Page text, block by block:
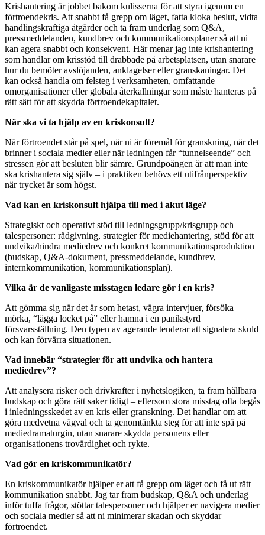
Krishantering är jobbet bakom kulisserna för att styra igenom en
förtroendekris. Att snabbt få grepp om läget, fatta kloka beslut, vidta
handlingskraftiga åtgärder och ta fram underlag som Q&A,
pressmeddelanden, kundbrev och kommunikationsplaner så att ni
kan agera snabbt och konsekvent. Här menar jag inte krishantering
som handlar om krisstöd till drabbade på arbetsplatsen, utan snarare
hur du bemöter avslöjanden, anklagelser eller granskaningar. Det
kan också handla om felsteg i verksamheten, omfattande
omorganisationer eller globala återkallningar som måste hanteras på
rätt sätt för att skydda förtroendekapitalet.
När ska vi ta hjälp av en kriskonsult?
När förtroendet står på spel, när ni är föremål för granskning, när det
brinner i sociala medier eller när ledningen får “tunnelseende” och
stressen gör att besluten blir sämre. Grundpoängen är att man inte
ska krishantera sig själv – i praktiken behövs ett utifrånperspektiv
när trycket är som högst.
Vad kan en kriskonsult hjälpa till med i akut läge?
Strategiskt och operativt stöd till ledningsgrupp/krisgrupp och
talespersoner: rådgivning, strategier för mediehantering, stöd för att
undvika/hindra mediedrev och konkret kommunikationsproduktion
(budskap, Q&A-dokument, pressmeddelande, kundbrev,
internkommunikation, kommunikationsplan).
Vilka är de vanligaste misstagen ledare gör i en kris?
Att gömma sig när det är som hetast, vägra intervjuer, försöka
mörka, “lägga locket på” eller hamna i en panikstyrd
försvarsställning. Den typen av agerande tenderar att signalera skuld
och kan förvärra situationen.
Vad innebär “strategier för att undvika och hantera
mediedrev”?
Att analysera risker och drivkrafter i nyhetslogiken, ta fram hållbara
budskap och göra rätt saker tidigt – eftersom stora misstag ofta begås
i inledningsskedet av en kris eller granskning. Det handlar om att
göra medvetna vägval och ta genomtänkta steg för att inte spä på
mediedramaturgin, utan snarare skydda personens eller
organisationens trovärdighet och rykte.
Vad gör en kriskommunikatör?
En kriskommunikatör hjälper er att få grepp om läget och få ut rätt
kommunikation snabbt. Jag tar fram budskap, Q&A och underlag
inför tuffa frågor, stöttar talespersoner och hjälper er navigera medier
och sociala medier så att ni minimerar skadan och skyddar
förtroendet.